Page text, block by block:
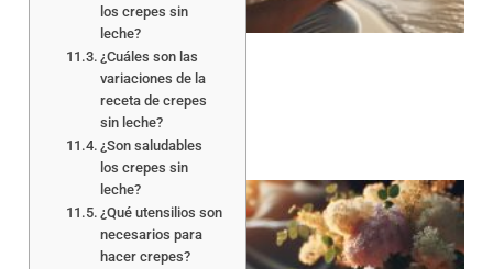
los crepes sin
leche?
¿Cuáles son las
variaciones de la
receta de crepes
sin leche?
¿Son saludables
los crepes sin
leche?
¿Qué utensilios son
necesarios para
hacer crepes?